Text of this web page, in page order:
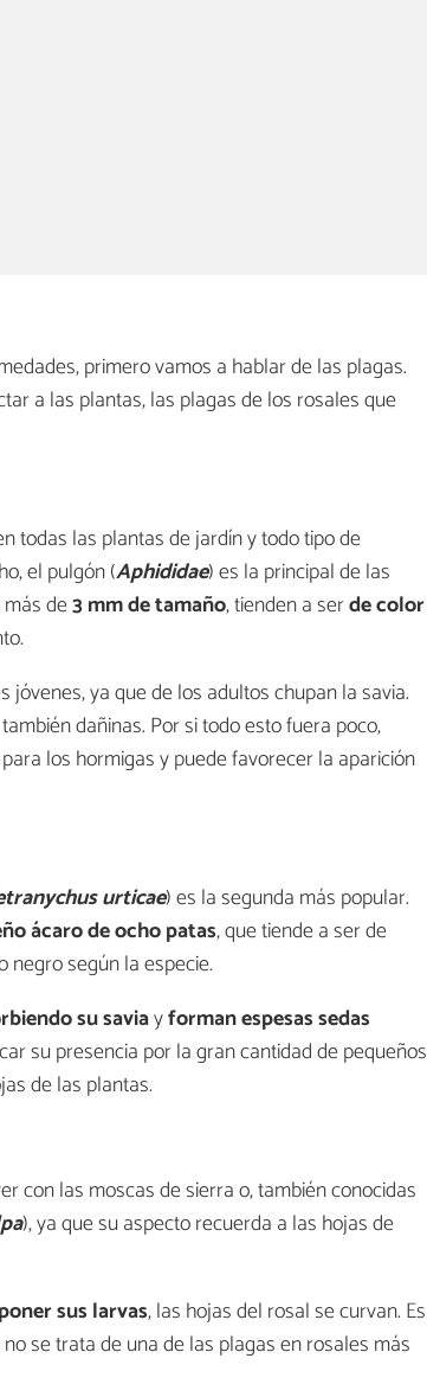
primero vamos a hablar de las plagas.
a las plantas, las plagas de los rosales que
todas las plantas de jardín y todo tipo de
el pulgón (Aphididae) es la principal de las
de3 mm de tamaño, tienden a serde color
ya que de los adultos chupan la savia.
dañinas. Por si todo esto fuera poco,
los hormigas y puede favorecer la aparición
urticae) es la segunda más popular.
ácaro de ocho patas, que tiende a ser de
según la especie.
su saviayforman espesas sedas
su presencia por la gran cantidad de pequeños
de las plantas.
con las moscas de sierra o, también conocidas
), ya que su aspecto recuerda a las hojas de
poner sus larvas, las hojas del rosal se curvan. Es
se trata de una de las plagas en rosales más